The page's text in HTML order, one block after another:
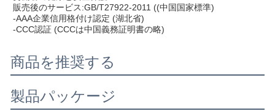
販売後のサービス:GB/T27922-2011 ((中国国家標準)
-AAA企業信用格付け認定 (湖北省)
-CCC認証 (CCCは中国義務証明書の略)
商品を推奨する
製品パッケージ